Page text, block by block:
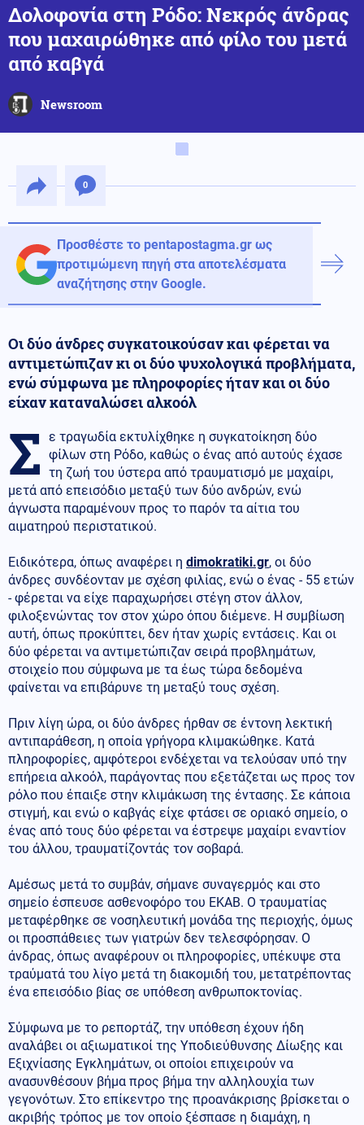
Δολοφονία στη Ρόδο: Νεκρός άνδρας
που μαχαιρώθηκε από φίλο του μετά
από καβγά
Newsroom
0
Προσθέστε το pentapostagma.gr ως
προτιμώμενη πηγή στα αποτελέσματα
αναζήτησης στην Google.
Οι δύο άνδρες συγκατοικούσαν και φέρεται να
αντιμετώπιζαν κι οι δύο ψυχολογικά προβλήματα,
ενώ σύμφωνα με πληροφορίες ήταν και οι δύο
είχαν καταναλώσει αλκοόλ
Σ ε τραγωδία εκτυλίχθηκε η συγκατοίκηση δύο
φίλων στη Ρόδο, καθώς ο ένας από αυτούς έχασε
τη ζωή του ύστερα από τραυματισμό με μαχαίρι,
μετά από επεισόδιο μεταξύ των δύο ανδρών, ενώ
άγνωστα παραμένουν προς το παρόν τα αίτια του
αιματηρού περιστατικού.
Ειδικότερα, όπως αναφέρει η dimokratiki.gr, οι δύο
άνδρες συνδέονταν με σχέση φιλίας, ενώ ο ένας - 55 ετών
- φέρεται να είχε παραχωρήσει στέγη στον άλλον,
φιλοξενώντας τον στον χώρο όπου διέμενε. Η συμβίωση
αυτή, όπως προκύπτει, δεν ήταν χωρίς εντάσεις. Και οι
δύο φέρεται να αντιμετώπιζαν σειρά προβλημάτων,
στοιχείο που σύμφωνα με τα έως τώρα δεδομένα
φαίνεται να επιβάρυνε τη μεταξύ τους σχέση.
Πριν λίγη ώρα, οι δύο άνδρες ήρθαν σε έντονη λεκτική
αντιπαράθεση, η οποία γρήγορα κλιμακώθηκε. Κατά
πληροφορίες, αμφότεροι ενδέχεται να τελούσαν υπό την
επήρεια αλκοόλ, παράγοντας που εξετάζεται ως προς τον
ρόλο που έπαιξε στην κλιμάκωση της έντασης. Σε κάποια
στιγμή, και ενώ ο καβγάς είχε φτάσει σε οριακό σημείο, ο
ένας από τους δύο φέρεται να έστρεψε μαχαίρι εναντίον
του άλλου, τραυματίζοντάς τον σοβαρά.
Αμέσως μετά το συμβάν, σήμανε συναγερμός και στο
σημείο έσπευσε ασθενοφόρο του ΕΚΑΒ. Ο τραυματίας
μεταφέρθηκε σε νοσηλευτική μονάδα της περιοχής, όμως
οι προσπάθειες των γιατρών δεν τελεσφόρησαν. Ο
άνδρας, όπως αναφέρουν οι πληροφορίες, υπέκυψε στα
τραύματά του λίγο μετά τη διακομιδή του, μετατρέποντας
ένα επεισόδιο βίας σε υπόθεση ανθρωποκτονίας.
Σύμφωνα με το ρεπορτάζ, την υπόθεση έχουν ήδη
αναλάβει οι αξιωματικοί της Υποδιεύθυνσης Δίωξης και
Εξιχνίασης Εγκλημάτων, οι οποίοι επιχειρούν να
ανασυνθέσουν βήμα προς βήμα την αλληλουχία των
γεγονότων. Στο επίκεντρο της προανάκρισης βρίσκεται ο
ακριβής τρόπος με τον οποίο ξέσπασε η διαμάχη, η